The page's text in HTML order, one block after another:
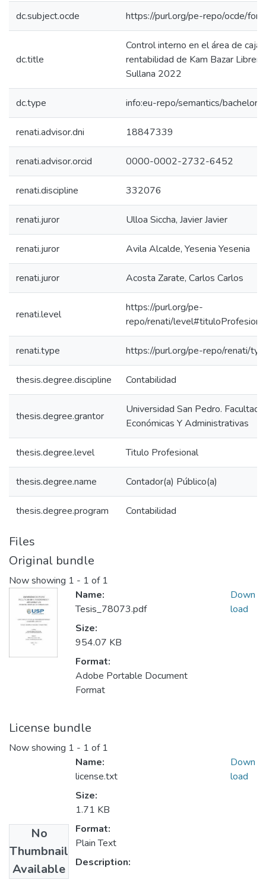
dc.subject.ocde https://purl.org/pe-repo/ocde/
dc.title
Control interno en el área de caja
rentabilidad de Kam Bazar
Sullana 2022
dc.type info:eu-repo/semantics/
renati.advisor.dni 18847339
renati.advisor.orcid 0000-0002-2732-6452
renati.discipline 332076
renati.juror Ulloa Siccha, Javier Javier
renati.juror Avila Alcalde, Yesenia Yesenia
renati.juror Acosta Zarate, Carlos Carlos
renati.level
https://purl.org/pe-
repo/renati/
renati.type https://purl.org/pe-repo/renati/
thesis.degree.discipline Contabilidad
thesis.degree.grantor
Universidad San Pedro. Facultad
Económicas Y Administrativas
thesis.degree.level Titulo Profesional
thesis.degree.name Contador(a) Público(a)
thesis.degree.program Contabilidad
Files
Original bundle
Now showing 1 - 1 of 1
Name:
Tesis_78073.pdf
Size:
954.07 KB
Format:
Adobe Portable Document
Format
Down
load
License bundle
Now showing 1 - 1 of 1
No
Thumbnail
Available
Name:
license.txt
Size:
1.71 KB
Format:
Plain Text
Description:
Down
load